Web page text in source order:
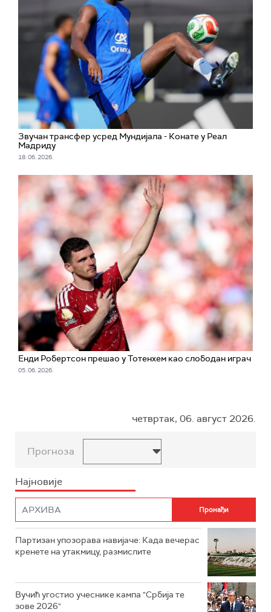
Звучан трансфер усред Мундијала - Конате у Реал
Мадриду
18. 06. 2026.
Енди Робертсон прешао у Тотенхем као слободан играч
05. 06. 2026.
четвртак, 06. август 2026.
Прогноза
Најновије
Партизан упозорава навијаче: Када вечерас
кренете на утакмицу, размислите
Вучић угостио учеснике кампа "Србија те
зове 2026"